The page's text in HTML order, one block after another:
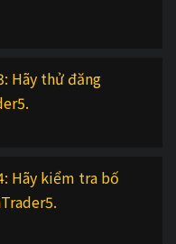
Hãy thử đăng
Hãy kiểm tra bố